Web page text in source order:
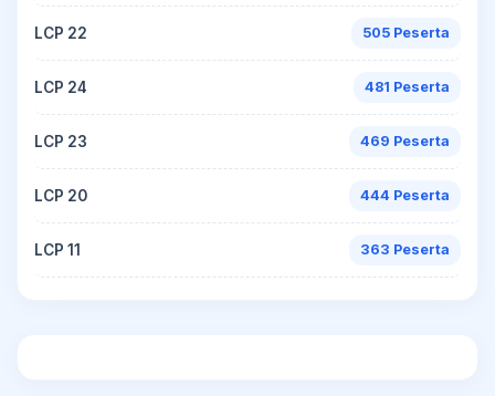
LCP 22 505 Peserta
LCP 24 481 Peserta
LCP 23 469 Peserta
LCP 20 444 Peserta
LCP 11 363 Peserta